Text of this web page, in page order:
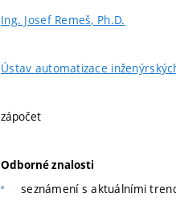
Ing. Josef Remeš, Ph.D.
Ústav automatizace
zápočet
Odborné znalosti
seznámení s aktuálními